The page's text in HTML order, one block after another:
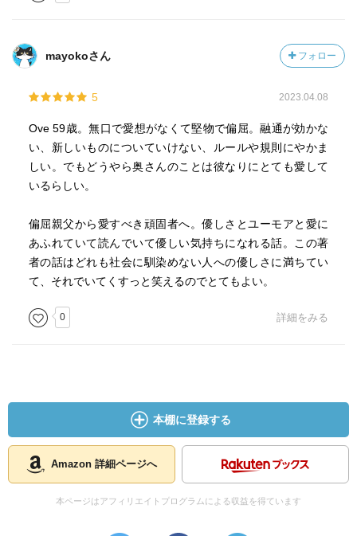
mayokoさん フォロー
5 2023.04.08
Ove 59歳。無口で愛想がなくて堅物で偏屈。融通が効かな
い、新しいものについていけない、ルールや規則にやかま
しい。でもどうやら奥さんのことは彼なりにとても愛して
いるらしい。
偏屈親父から愛すべき頑固者へ。優しさとユーモアと愛に
あふれていて読んでいて優しい気持ちになれる話。この著
者の話はどれも社会に馴染めない人への優しさに満ちてい
て、それでいてくすっと笑えるのでとてもよい。
0 詳細をみる
本棚に登録する
Amazon 詳細ページへ
本ページはアフィリエイトプログラムによる収益を得ています